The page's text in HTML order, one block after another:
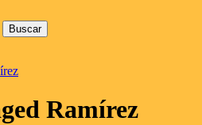
Ramírez